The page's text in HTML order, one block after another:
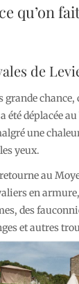
qu’on
de
grande chance,
déplacée au
une
yeux.
au
en
des
et autres